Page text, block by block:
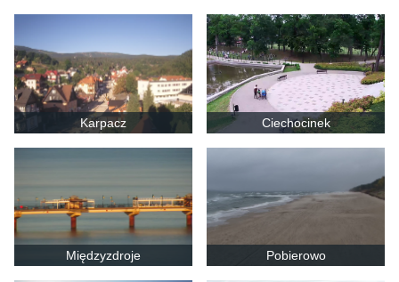
Karpacz Ciechocinek
Międzyzdroje Pobierowo